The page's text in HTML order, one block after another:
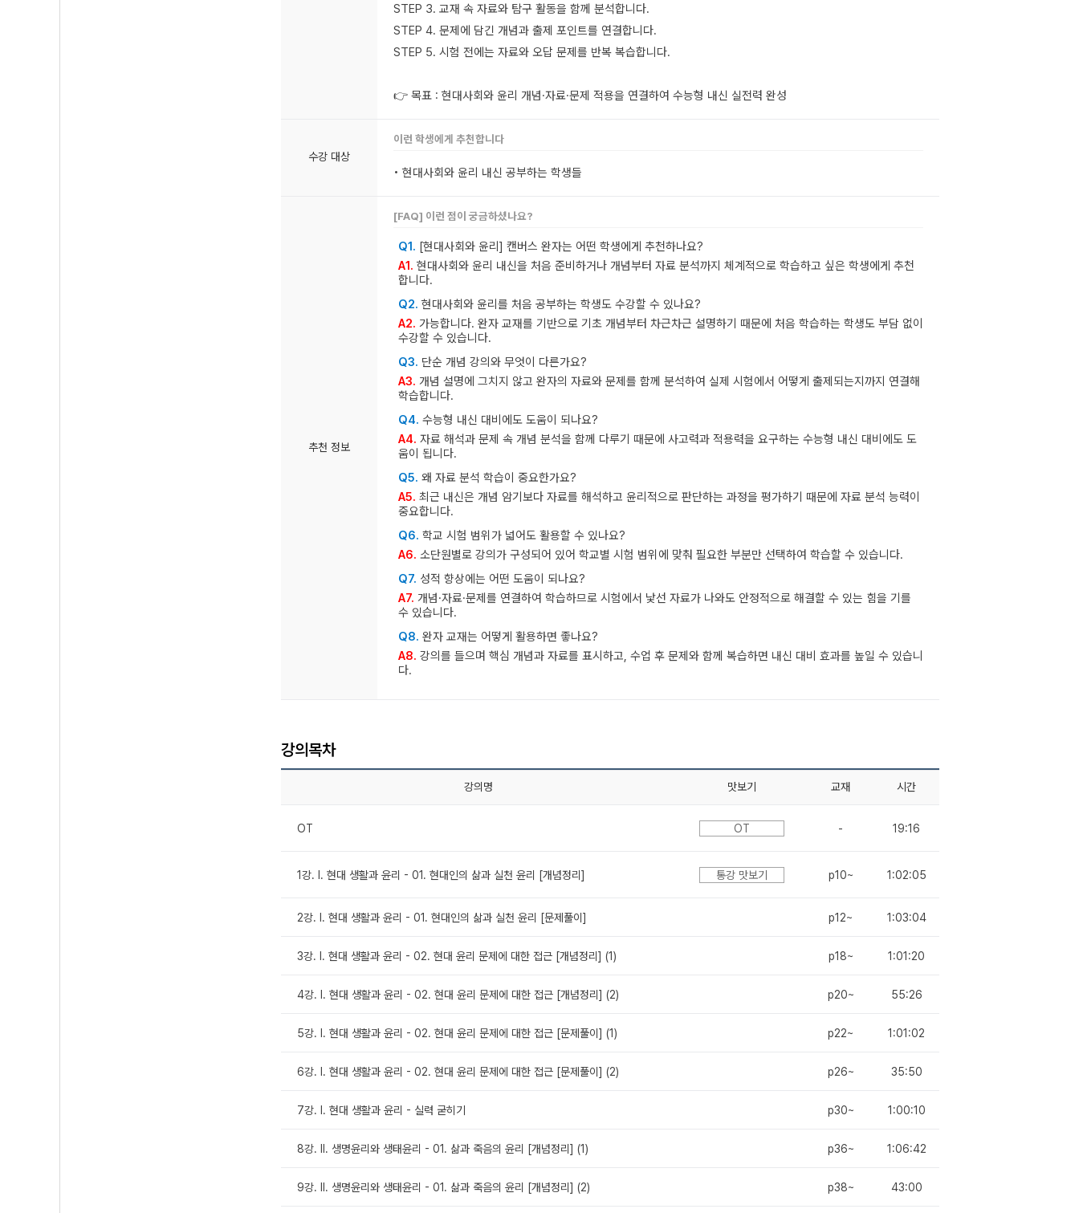
STEP 3. 교재 속 자료와 탐구 활동을 함께 분석합니다.
STEP 4. 문제에 담긴 개념과 출제 포인트를 연결합니다.
STEP 5. 시험 전에는 자료와 오답 문제를 반복 복습합니다.
👉 목표 : 현대사회와 윤리 개념·자료·문제 적용을 연결하여 수능형 내신 실전력 완성
수강 대상
이런 학생에게 추천합니다
• 현대사회와 윤리 내신 공부하는 학생들
추천 정보
[FAQ] 이런 점이 궁금하셨나요?
Q1. [현대사회와 윤리] 캔버스 완자는 어떤 학생에게 추천하나요?
A1. 현대사회와 윤리 내신을 처음 준비하거나 개념부터 자료 분석까지 체계적으로 학습하고 싶은 학생에게 추천
합니다.
Q2. 현대사회와 윤리를 처음 공부하는 학생도 수강할 수 있나요?
A2. 가능합니다. 완자 교재를 기반으로 기초 개념부터 차근차근 설명하기 때문에 처음 학습하는 학생도 부담 없이
수강할 수 있습니다.
Q3. 단순 개념 강의와 무엇이 다른가요?
A3. 개념 설명에 그치지 않고 완자의 자료와 문제를 함께 분석하여 실제 시험에서 어떻게 출제되는지까지 연결해
학습합니다.
Q4. 수능형 내신 대비에도 도움이 되나요?
A4. 자료 해석과 문제 속 개념 분석을 함께 다루기 때문에 사고력과 적용력을 요구하는 수능형 내신 대비에도 도
움이 됩니다.
Q5. 왜 자료 분석 학습이 중요한가요?
A5. 최근 내신은 개념 암기보다 자료를 해석하고 윤리적으로 판단하는 과정을 평가하기 때문에 자료 분석 능력이
중요합니다.
Q6. 학교 시험 범위가 넓어도 활용할 수 있나요?
A6. 소단원별로 강의가 구성되어 있어 학교별 시험 범위에 맞춰 필요한 부분만 선택하여 학습할 수 있습니다.
Q7. 성적 향상에는 어떤 도움이 되나요?
A7. 개념·자료·문제를 연결하여 학습하므로 시험에서 낯선 자료가 나와도 안정적으로 해결할 수 있는 힘을 기를
수 있습니다.
Q8. 완자 교재는 어떻게 활용하면 좋나요?
A8. 강의를 들으며 핵심 개념과 자료를 표시하고, 수업 후 문제와 함께 복습하면 내신 대비 효과를 높일 수 있습니
다.
강의목차
강의명 맛보기 교재 시간
OT OT - 19:16
1강. Ⅰ. 현대 생활과 윤리 - 01. 현대인의 삶과 실천 윤리 [개념정리] 통강 맛보기 p10~ 1:02:05
2강. Ⅰ. 현대 생활과 윤리 - 01. 현대인의 삶과 실천 윤리 [문제풀이] p12~ 1:03:04
3강. Ⅰ. 현대 생활과 윤리 - 02. 현대 윤리 문제에 대한 접근 [개념정리] (1) p18~ 1:01:20
4강. Ⅰ. 현대 생활과 윤리 - 02. 현대 윤리 문제에 대한 접근 [개념정리] (2) p20~ 55:26
5강. Ⅰ. 현대 생활과 윤리 - 02. 현대 윤리 문제에 대한 접근 [문제풀이] (1) p22~ 1:01:02
6강. Ⅰ. 현대 생활과 윤리 - 02. 현대 윤리 문제에 대한 접근 [문제풀이] (2) p26~ 35:50
7강. Ⅰ. 현대 생활과 윤리 - 실력 굳히기 p30~ 1:00:10
8강. Ⅱ. 생명윤리와 생태윤리 - 01. 삶과 죽음의 윤리 [개념정리] (1) p36~ 1:06:42
9강. Ⅱ. 생명윤리와 생태윤리 - 01. 삶과 죽음의 윤리 [개념정리] (2) p38~ 43:00